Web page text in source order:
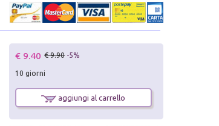
€ 9.40 € 9.90 -5%
10 giorni
aggiungi al carrello